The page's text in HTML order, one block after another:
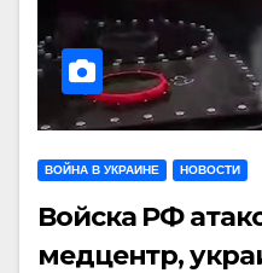
ВОЙНА В УКРАИНЕ НОВОСТИ
Войска РФ
медцентр,